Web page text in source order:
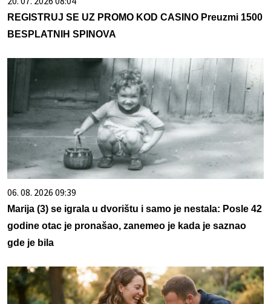
REGISTRUJ SE UZ PROMO KOD CASINO Preuzmi 1500
BESPLATNIH SPINOVA
06. 08. 2026 09:39
Marija (3) se igrala u dvorištu i samo je nestala: Posle 42
godine otac je pronašao, zanemeo je kada je saznao
gde je bila